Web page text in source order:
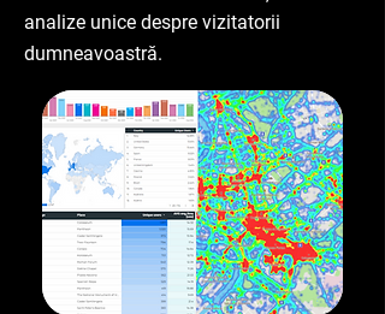
analize unice despre vizitatorii
dumneavoastră.